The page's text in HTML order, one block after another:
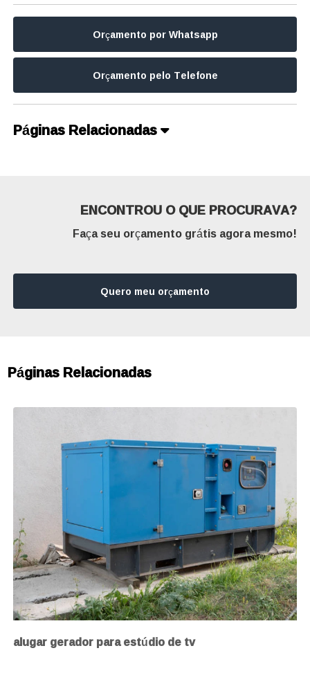
Orçamento por Whatsapp
Orçamento pelo Telefone
Páginas Relacionadas
ENCONTROU O QUE PROCURAVA?
Faça seu orçamento grátis agora mesmo!
Quero meu orçamento
Páginas Relacionadas
alugar gerador para estúdio de tv